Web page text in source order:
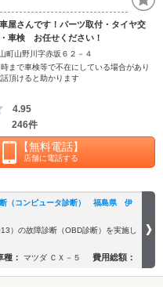
屋さんです！パーツ取付・タイヤ交
車検 お任せください！
町山野川字赤坂６２－４
まで車検等で不在にしている場合があり
頂けると助かります
4.95
246件
【無料電話】
店舗に電話する
（コンピュータ診断） 福島県 伊
）の故障診断（OBD診断）を実施し
種： マツダ ＣＸ－５ 費用総額：